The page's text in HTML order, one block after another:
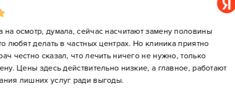
думала, сейчас насчитают замену половины
в частных центрах. Но клиника приятно
сказал, что лечить ничего не нужно, только
здесь действительно низкие, а главное, работают
услуг ради выгоды.